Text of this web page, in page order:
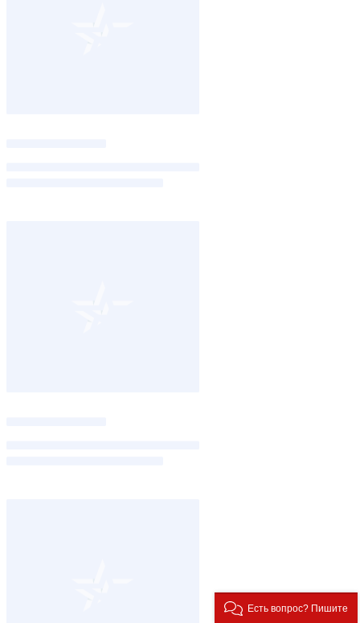
Есть вопрос? Пишите